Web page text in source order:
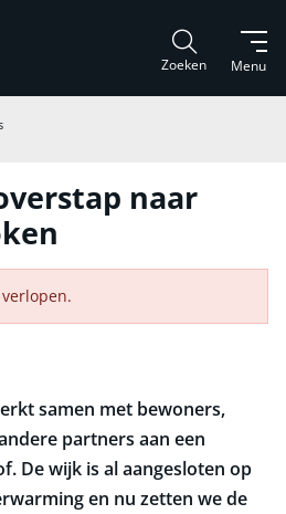
Menu
Zoeken
naar
samen met bewoners,
partners aan een
De wijk is al aangesloten op
en nu zetten we de